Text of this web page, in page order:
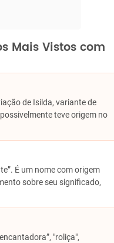
Mais Vistos com
de Isilda, variante de
teve origem no
É um nome com origem
sobre seu significado,
"roliça",